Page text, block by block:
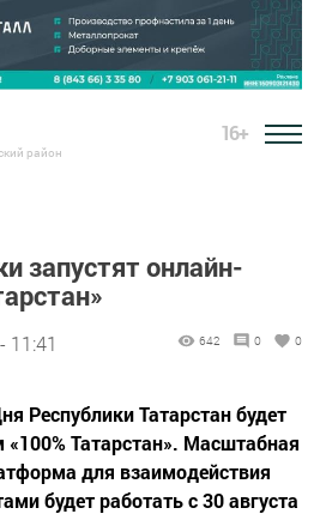
район
16+
запустят онлайн-
11:41 642 0 0
Республики Татарстан будет
Татарстан». Масштабная
для взаимодействия
будет работать с 30 августа